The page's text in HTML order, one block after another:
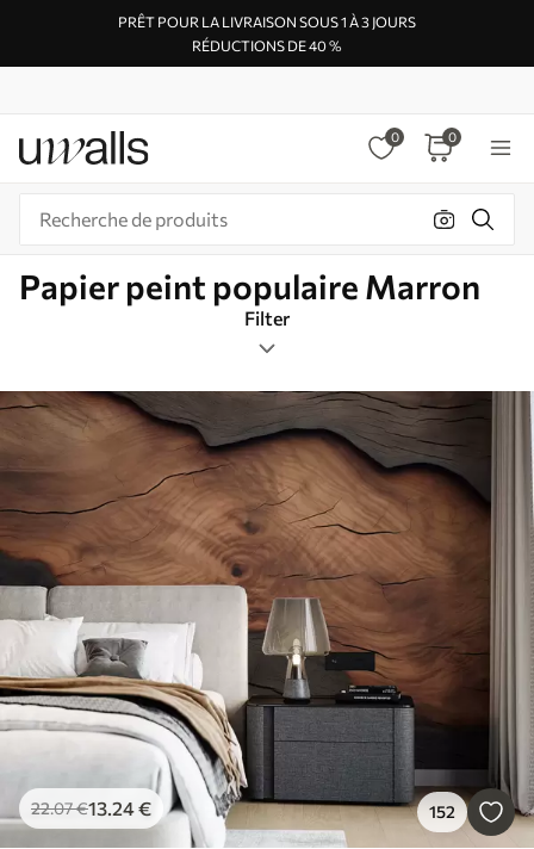
PRÊT POUR LA LIVRAISON SOUS 1 À 3 JOURS
RÉDUCTIONS DE 40 %
0 0
Papier peint populaire Marron
Filter
Étiquettes de design
Format de l’image
Marron
Intelligent
Réinitialiser tous les filtres
22.07€13.24€ 152